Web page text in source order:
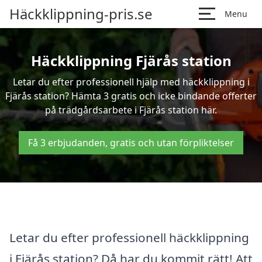
Häckklippning-pris.se Menu
Häckklippning Fjärås station
Letar du efter professionell hjälp med häckklippning i
Fjärås station? Hämta 3 gratis och icke bindande offerter
på trädgårdsarbete i Fjärås station här.
Få 3 erbjudanden, gratis och utan förpliktelser
Letar du efter professionell häckklippning
i Fjärås station? Då har du kommit rätt! Att